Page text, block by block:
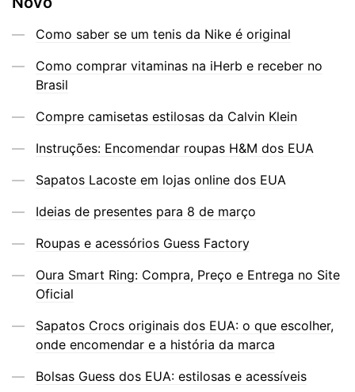
Como saber se um tenis da Nike é original
Como comprar vitaminas na iHerb e receber no
Brasil
Compre camisetas estilosas da Calvin Klein
Instruções: Encomendar roupas H&M dos EUA
Sapatos Lacoste em lojas online dos EUA
Ideias de presentes para 8 de março
Roupas e acessórios Guess Factory
Oura Smart Ring: Compra, Preço e Entrega no Site
Oficial
Sapatos Crocs originais dos EUA: o que escolher,
onde encomendar e a história da marca
Bolsas Guess dos EUA: estilosas e acessíveis